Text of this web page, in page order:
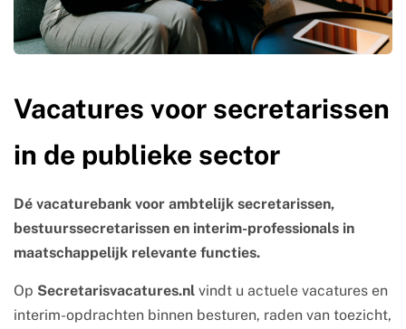
Vacatures voor secretarissen
in de publieke sector
Dé vacaturebank voor ambtelijk secretarissen,
bestuurssecretarissen en interim-professionals in
maatschappelijk relevante functies.
Op Secretarisvacatures.nl vindt u actuele vacatures en
interim-opdrachten binnen besturen, raden van toezicht,